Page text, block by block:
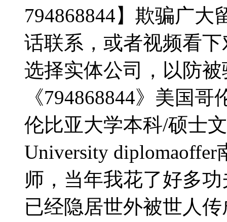
794868844】欺骗广
话联系，或者视频看
选择实体公司，以防
《794868844》美国
伦比亚大学本科/硕士
University
师，当年我花了好多
已经隐居世外被世人